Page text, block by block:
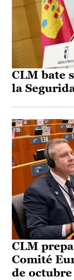
CLM bate
la
CLM
Comité
de octubre